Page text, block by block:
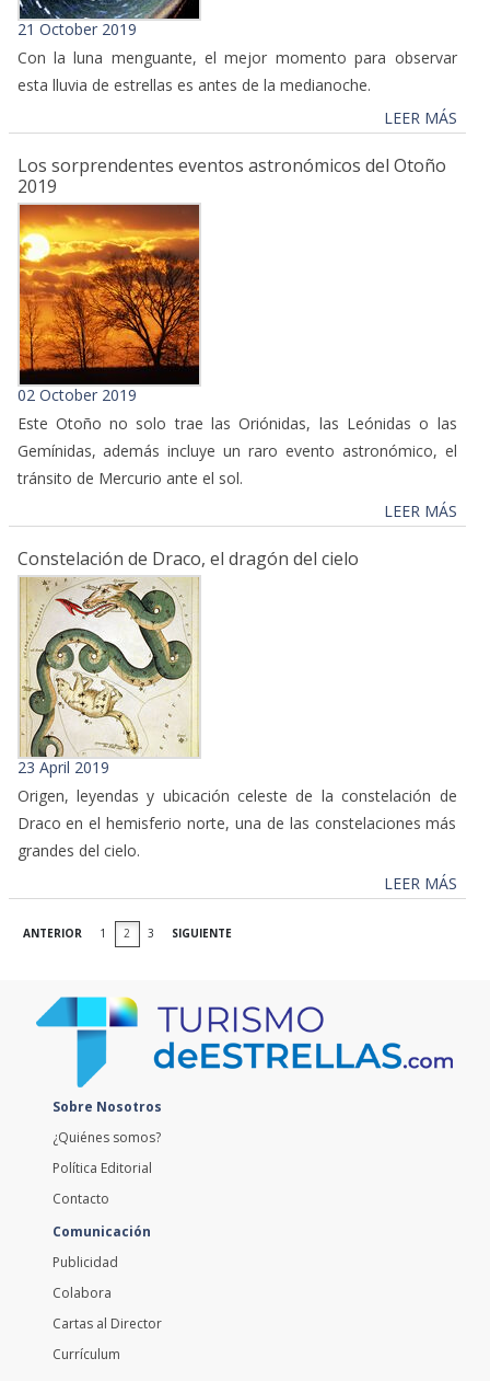
21 October 2019
Con la luna menguante, el mejor momento para observar
esta lluvia de estrellas es antes de la medianoche.
LEER MÁS
Los sorprendentes eventos astronómicos del Otoño
2019
02 October 2019
Este Otoño no solo trae las Oriónidas, las Leónidas o las
Gemínidas, además incluye un raro evento astronómico, el
tránsito de Mercurio ante el sol.
LEER MÁS
Constelación de Draco, el dragón del cielo
23 April 2019
Origen, leyendas y ubicación celeste de la constelación de
Draco en el hemisferio norte, una de las constelaciones más
grandes del cielo.
LEER MÁS
ANTERIOR 1 2 3 SIGUIENTE
Sobre Nosotros
¿Quiénes somos?
Política Editorial
Contacto
Comunicación
Publicidad
Colabora
Cartas al Director
Currículum